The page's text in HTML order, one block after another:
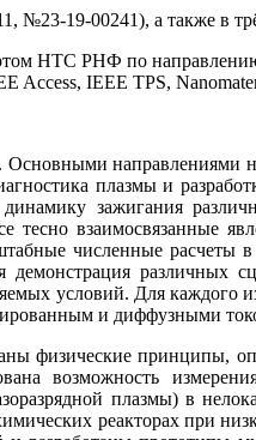
№23-19-00241), а также в
НТС РНФ по
Access, IEEE TPS,
направлениями
плазмы и
зажигания
тесно взаимосвязанные
численные расчеты
различных
условий. Для
и диффузными
физические
возможность
плазмы) в
реакторах при